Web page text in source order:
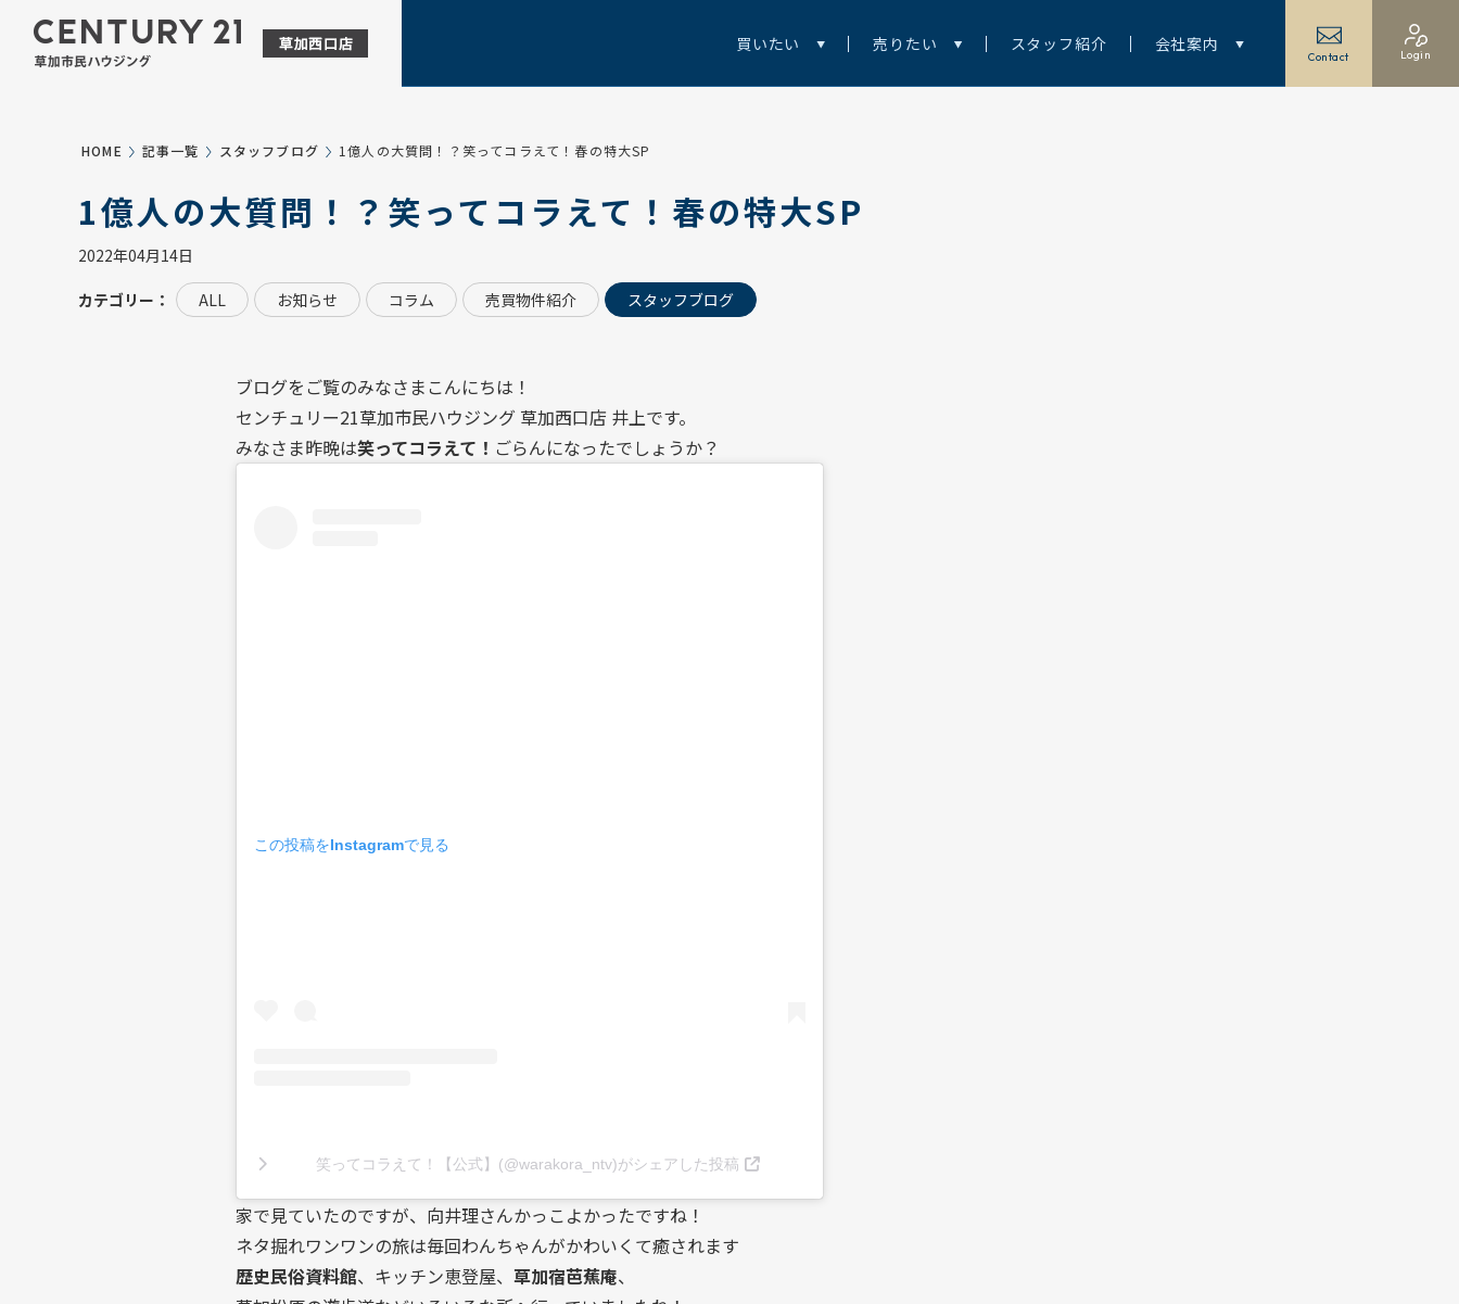
買いたい 売りたい スタッフ紹介 会社案内
Contact Login
HOME 記事一覧 スタッフブログ 1億人の大質問！？笑ってコラえて！春の特大SP
1億人の大質問！？笑ってコラえて！春の特大SP
2022年04月14日
カテゴリー： ALL お知らせ コラム 売買物件紹介 スタッフブログ
ブログをご覧のみなさまこんにちは！
センチュリー21草加市民ハウジング 草加西口店 井上です。
みなさま昨晩は笑ってコラえて！ ごらんになったでしょうか？
この投稿をInstagramで見る
笑ってコラえて！【公式】(@warakora_ntv)がシェアした投稿
家で見ていたのですが、向井理さんかっこよかったですね！
ネタ掘れワンワンの旅は毎回わんちゃんがかわいくて癒されます
歴史民俗資料館、キッチン恵登屋、 草加宿芭蕉庵、